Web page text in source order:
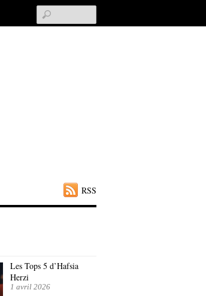
RSS
Les Tops 5 d’Hafsia
Herzi
1 avril 2026